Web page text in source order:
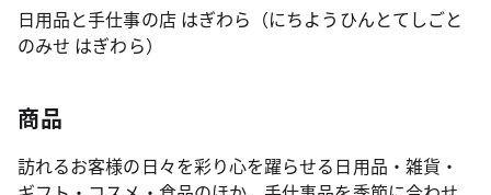
日用品と手仕事の店 はぎわら（にちようひんとてしごと
のみせ はぎわら）
商品
訪れるお客様の日々を彩り心を躍らせる日用品・雑貨・